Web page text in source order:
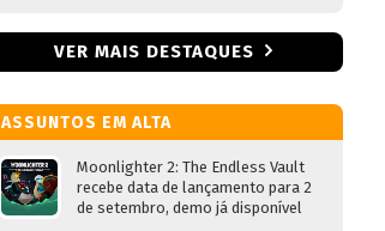
VER MAIS DESTAQUES
ASSUNTOS EM ALTA
Moonlighter 2: The Endless Vault
recebe data de lançamento para 2
de setembro, demo já disponível